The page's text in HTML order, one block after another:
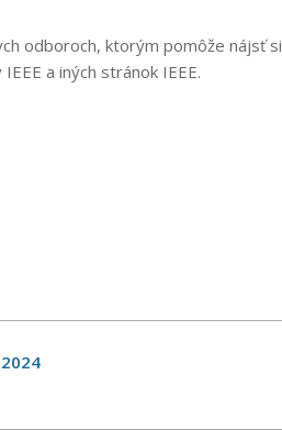
odboroch, ktorým pomôže nájsť si
a iných stránok IEEE.